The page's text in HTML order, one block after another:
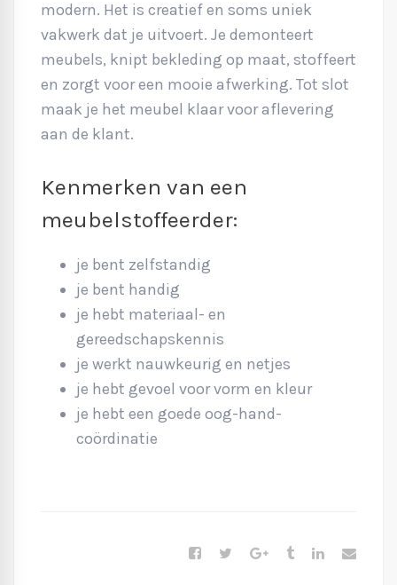
modern. Het is creatief en soms uniek
vakwerk dat je uitvoert. Je demonteert
meubels, knipt bekleding op maat, stoffeert
en zorgt voor een mooie afwerking. Tot slot
maak je het meubel klaar voor aflevering
aan de klant.
Kenmerken van een
meubelstoffeerder:
je bent zelfstandig
je bent handig
je hebt materiaal- en
gereedschapskennis
je werkt nauwkeurig en netjes
je hebt gevoel voor vorm en kleur
je hebt een goede oog-hand-
coördinatie